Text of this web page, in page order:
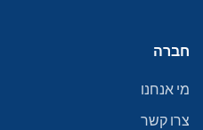
חברה
מי אנחנו
צרו קשר